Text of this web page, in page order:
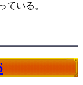
ている。